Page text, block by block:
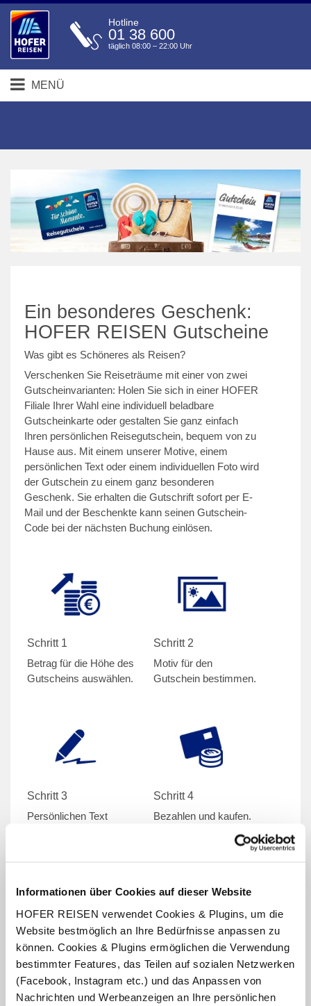
Informationen über Cookies auf dieser Website
HOFER REISEN verwendet Cookies & Plugins, um die
Website bestmöglich an Ihre Bedürfnisse anpassen zu
können. Cookies & Plugins ermöglichen die Verwendung
bestimmter Features, das Teilen auf sozialen Netzwerken
(Facebook, Instagram etc.) und das Anpassen von
Nachrichten und Werbeanzeigen an Ihre persönlichen
Hotline
01 38 600
täglich 08:00 – 22:00 Uhr
MENÜ
Ein besonderes Geschenk:
HOFER REISEN Gutscheine
Was gibt es Schöneres als Reisen?
Verschenken Sie Reiseträume mit einer von zwei
Gutscheinvarianten: Holen Sie sich in einer HOFER
Filiale Ihrer Wahl eine individuell beladbare
Gutscheinkarte oder gestalten Sie ganz einfach
Ihren persönlichen Reisegutschein, bequem von zu
Hause aus. Mit einem unserer Motive, einem
persönlichen Text oder einem individuellen Foto wird
der Gutschein zu einem ganz besonderen
Geschenk. Sie erhalten die Gutschrift sofort per E-
Mail und der Beschenkte kann seinen Gutschein-
Code bei der nächsten Buchung einlösen.
Schritt 1
Betrag für die Höhe des
Gutscheins auswählen.
Schritt 2
Motiv für den
Gutschein bestimmen.
Schritt 3
Persönlichen Text
Schritt 4
Bezahlen und kaufen.
Schritt 5
Bestätigung und
Gutschein per E-Mail
erhalten.